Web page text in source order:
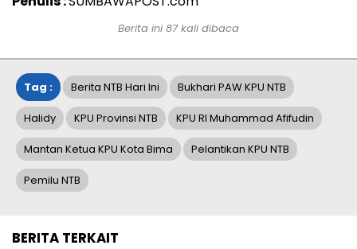
Berita ini 87 kali dibaca
Tag : Berita NTB Hari Ini Bukhari PAW KPU NTB
Halidy KPU Provinsi NTB KPU RI Muhammad Afifudin
Mantan Ketua KPU Kota Bima Pelantikan KPU NTB
Pemilu NTB
BERITA TERKAIT